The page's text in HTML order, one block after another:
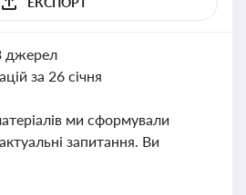
джерел
за 26 січня
ми сформували
запитання. Ви